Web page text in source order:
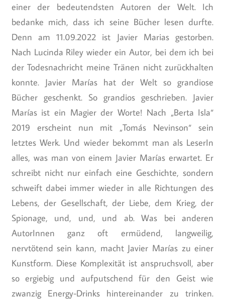
einer der bedeutendsten Autoren der Welt. Ich
bedanke mich, dass ich seine Bücher lesen durfte.
Denn am 11.09.2022 ist Javier Marias gestorben.
Nach Lucinda Riley wieder ein Autor, bei dem ich bei
der Todesnachricht meine Tränen nicht zurückhalten
konnte. Javier Marías hat der Welt so grandiose
Bücher geschenkt. So grandios geschrieben. Javier
Marías ist ein Magier der Worte! Nach „Berta Isla“
2019 erscheint nun mit „Tomás Nevinson“ sein
letztes Werk. Und wieder bekommt man als LeserIn
alles, was man von einem Javier Marías erwartet. Er
schreibt nicht nur einfach eine Geschichte, sondern
schweift dabei immer wieder in alle Richtungen des
Lebens, der Gesellschaft, der Liebe, dem Krieg, der
Spionage, und, und, und ab. Was bei anderen
AutorInnen ganz oft ermüdend, langweilig,
nervtötend sein kann, macht Javier Marías zu einer
Kunstform. Diese Komplexität ist anspruchsvoll, aber
so ergiebig und aufputschend für den Geist wie
zwanzig Energy-Drinks hintereinander zu trinken.